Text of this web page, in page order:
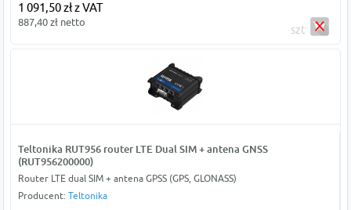
1 091,50 zł z VAT
887,40 zł netto
szt
Teltonika RUT956 router LTE Dual SIM + antena GNSS
(RUT956200000)
Router LTE dual SIM + antena GPSS (GPS, GLONASS)
Producent: Teltonika